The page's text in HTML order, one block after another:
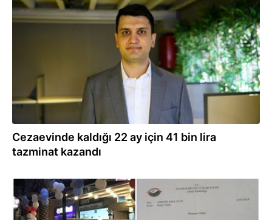
26.01.2020
Cezaevinde kaldığı 22 ay için 41 bin lira
tazminat kazandı
22.11.2019